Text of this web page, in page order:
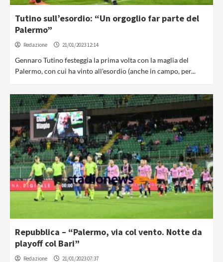
Tutino sull’esordio: “Un orgoglio far parte del
Palermo”
Redazione 21/01/2023 12:14
Gennaro Tutino festeggia la prima volta con la maglia del
Palermo, con cui ha vinto all'esordio (anche in campo, per...
Repubblica – “Palermo, via col vento. Notte da
playoff col Bari”
Redazione 21/01/2023 07:37